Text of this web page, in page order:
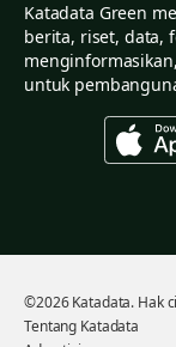
Katadata Green
berita, riset, data,
untuk
Tentang Katadata
©2026 Katadata. Hak